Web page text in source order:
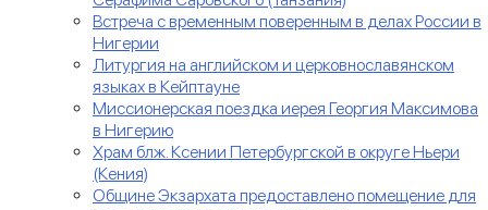
Встреча с временным поверенным в делах России в
Нигерии
Литургия на английском и церковнославянском
языках в Кейптауне
Миссионерская поездка иерея Георгия Максимова
в Нигерию
Храм блж. Ксении Петербургской в округе Ньери
(Кения)
Общине Экзархата предоставлено помещение для